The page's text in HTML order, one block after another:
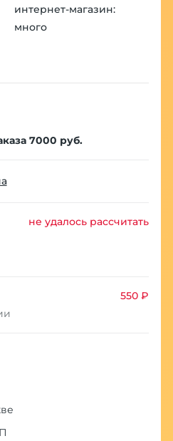
интернет-магазин:
много
7000 руб.
не удалось рассчитать
550 ₽